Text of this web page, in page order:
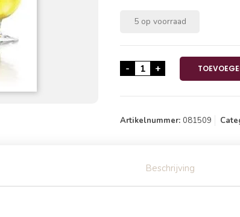
5 op voorraad
- Duvel Bokalen 6 st.
+
Artikelnummer: 081509
Beschrijving